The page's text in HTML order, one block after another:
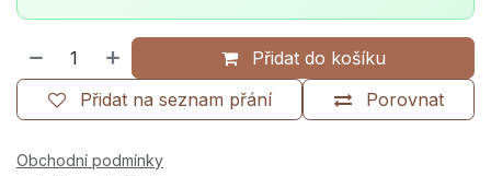
Přidat do košíku
Porovnat
Přidat na seznam přání
Obchodní podmínky